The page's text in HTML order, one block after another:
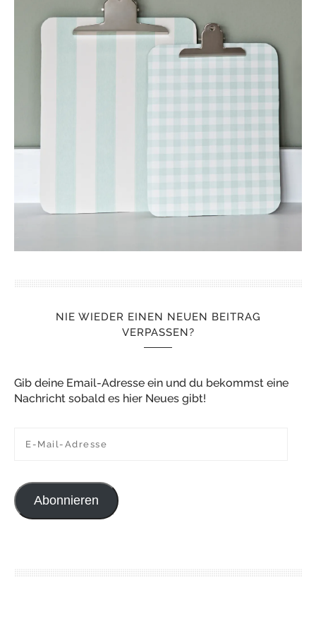
NIE WIEDER EINEN NEUEN BEITRAG
VERPASSEN?
Gib deine Email-Adresse ein und du bekommst eine
Nachricht sobald es hier Neues gibt!
Abonnieren